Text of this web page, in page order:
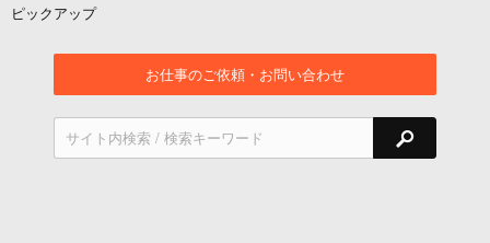
ピックアップ
お仕事のご依頼・お問い合わせ
検索